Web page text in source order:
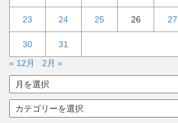
23 24 25 26 27
30
31
« 12月
2月 »
ー
イ
テ